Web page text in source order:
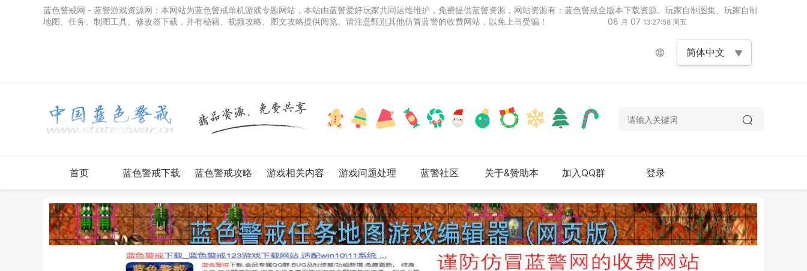
蓝色警戒网 - 蓝警游戏资源网 ：本网站为蓝色警戒单机游戏专题网站，本站由蓝警爱好玩家共同运维维护，免费提供蓝警资源，网站资源有：蓝色警戒全版本下载资源、玩家自制图集、玩家自制
地图、任务、制图工具、修改器下载，并有秘籍、视频攻略、图文攻略提供阅览。请注意甄别其他仿冒蓝警的收费网站，以免上当受骗！
08 月 07 13:27:59 周五
首页 蓝色警戒下载 蓝色警戒攻略 游戏相关内容 游戏问题处理 蓝警社区 关于&赞助本
网站
加入QQ群 登录